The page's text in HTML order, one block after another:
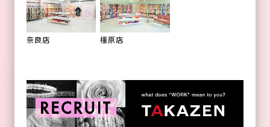
奈良店 橿原店